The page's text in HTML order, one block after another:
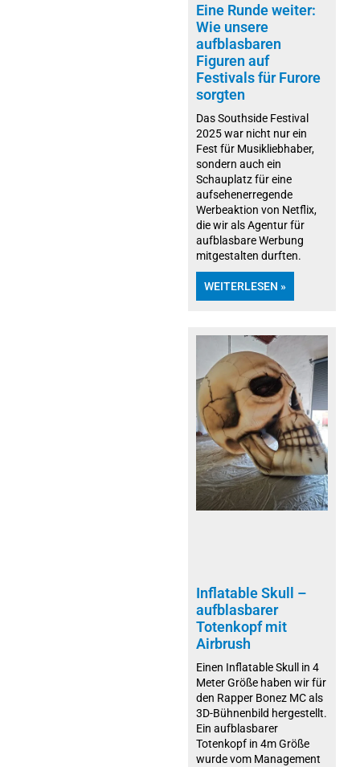
Eine Runde weiter:
Wie unsere
aufblasbaren
Figuren auf
Festivals für Furore
sorgten
Das Southside Festival
2025 war nicht nur ein
Fest für Musikliebhaber,
sondern auch ein
Schauplatz für eine
aufsehenerregende
Werbeaktion von Netflix,
die wir als Agentur für
aufblasbare Werbung
mitgestalten durften.
WEITERLESEN »
Inflatable Skull –
aufblasbarer
Totenkopf mit
Airbrush
Einen Inflatable Skull in 4
Meter Größe haben wir für
den Rapper Bonez MC als
3D-Bühnenbild hergestellt.
Ein aufblasbarer
Totenkopf in 4m Größe
wurde vom Management